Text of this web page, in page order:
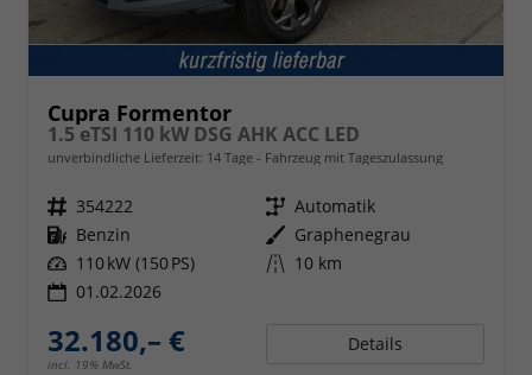
Cupra Formentor
1.5 eTSI 110 kW DSG AHK ACC LED
unverbindliche Lieferzeit: 14 Tage Fahrzeug mit Tageszulassung
Fahrzeugnr. 354222 Getriebe Automatik
Kraftstoff Benzin Außenfarbe Graphenegrau
Leistung 110 kW (150 PS) Kilometerstand 10 km
01.02.2026
32.180,– €
incl. 19% MwSt.
Details